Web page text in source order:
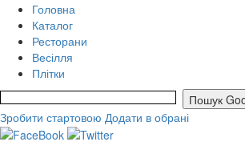
Головна
Каталог
Ресторани
Весілля
Плітки
Зробити стартовою Додати в обрані